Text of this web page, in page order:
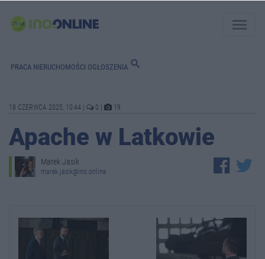
menu
PRACA NIERUCHOMOŚCI OGŁOSZENIA search
18 CZERWCA 2025, 10:44 0 19
Apache w Latkowie
Marek Jasik
marek.jasik@ino.online